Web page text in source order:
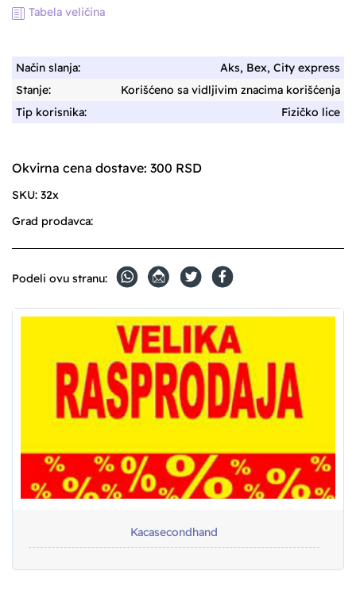
Kacasecondhand
Tabela veličina
Način slanja:
Aks, Bex, City express
Stanje:
Korišćeno sa vidljivim znacima korišćenja
Tip korisnika:
Fizičko lice
Okvirna cena dostave: 300 RSD
SKU: 32x
Grad prodavca:
Podeli ovu stranu: